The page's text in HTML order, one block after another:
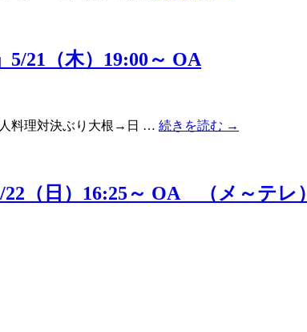
21（木）19:00～ OA
人料理対決ぶり大根→日 … 続きを読む →
（日）16:25～ OA （メ～テレ）